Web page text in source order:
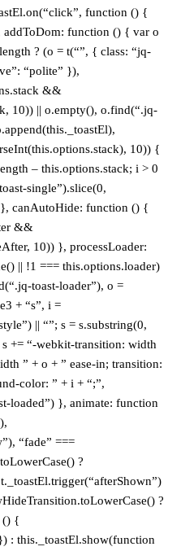
function () {
function () { var o
? (o = t(“”, { class: “jq-
“polite” }),
&&
10)) || o.empty(), o.find(“.jq-
10)) {
– this.options.stack; i > 0
single”).slice(0,
canAutoHide: function () {
&&
10)) }, processLoader:
|| !1 === this.options.loader)
toast-loader”), o =
+ “s”, i =
|| “”; s = s.substring(0,
+= “-webkit-transition: width
” + o + ” ease-in; transition:
color: ” + i + “;”,
loaded”) }, animate: function
“fade” ===
?
?
() {
: this._toastEl.show(function